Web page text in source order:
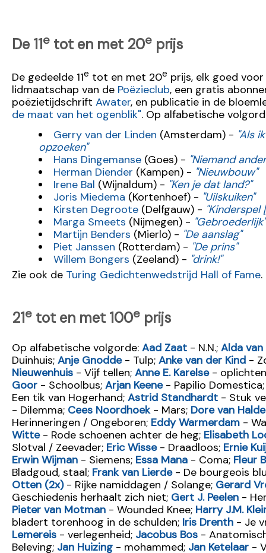
De 11e tot en met 20e prijs
De gedeelde 11e tot en met 20e prijs, elk goed
lidmaatschap van de Poëzieclub, een gratis
poëzietijdschrift Awater, en publicatie in de
de maat van het ogenblik". Op alfabetische
Gerry van der Linden (Amsterdam) - "Als
opzoeken"
Hans Dingemanse (Goes) - "Niemand
Herman Diender (Kampen) - "Nieuwbouw"
Irene Bal (Wijnaldum) - "Ken je dat land?"
Joris Miedema (Kortenhoef) - "Uilskuiken"
Kirsten Degroote (Delfgauw) - "Kinderspel
Marga Smeets (Nijmegen) - "Gebroederlijk"
Martijn Benders (Mierlo) - "De aanslag"
Piet Janssen (Rotterdam) - "De prins"
Willem Bongers (Zeeland) - "drink!"
Zie ook de Turing Gedichtenwedstrijd Hall of Fame.
21e tot en met 100e prijs
Op alfabetische volgorde: Aad Zaat - N.N.; Alda
Duinhuis; Anje Gnodde- Tulp; Anke van der Kind -
Nieuwenhuis - Vijf tellen; Anne E. Karelse-
Goor - Schoolbus; Arjan Keene- Papilio
Een tik van Hogerhand; Astrid Standhardt - Stuk
- Dilemma; Cees Noordhoek- Mars; Dore van
Herinneringen / Ongeboren; Eddy Warmerdam -
Witte- Rode schoenen achter de heg; Elisabeth
Slotval / Zeevader; Eric Wisse- Draadloos; Ernie
Erwin Wijman - Siemens; Essa Mana - Coma; Fleur
Bladgoud, staal; Frank van Lierde- De bourgeois
Otten (2x)- Rijke namiddagen / Solange; Gerard
Geschiedenis herhaalt zich niet; Gert J. Peelen -
Pieter van Motman - Wounded Knee; Harry J.M.
bladert torenhoog in de schulden; Iris Drenth - Je
Lemereis - verlegenheid; Jacobus Bos -
Beleving; Jan Huizing - mohammed; Jan Ketelaar -